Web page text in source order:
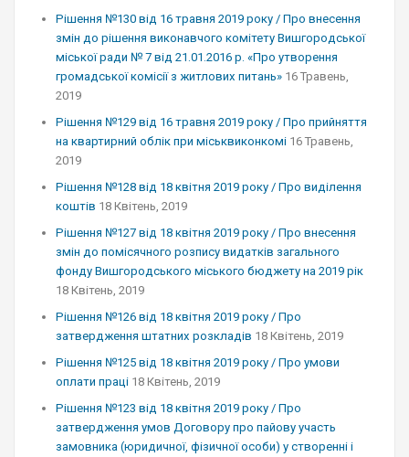
Рішення №130 від 16 травня 2019 року / Про внесення
змін до рішення виконавчого комітету Вишгородської
міської ради № 7 від 21.01.2016 р. «Про утворення
громадської комісії з житлових питань» 16 Травень,
2019
Рішення №129 від 16 травня 2019 року / Про прийняття
на квартирний облік при міськвиконкомі 16 Травень,
2019
Рішення №128 від 18 квітня 2019 року / Про виділення
коштів 18 Квітень, 2019
Рішення №127 від 18 квітня 2019 року / Про внесення
змін до помісячного розпису видатків загального
фонду Вишгородського міського бюджету на 2019 рік
18 Квітень, 2019
Рішення №126 від 18 квітня 2019 року / Про
затвердження штатних розкладів 18 Квітень, 2019
Рішення №125 від 18 квітня 2019 року / Про умови
оплати праці 18 Квітень, 2019
Рішення №123 від 18 квітня 2019 року / Про
затвердження умов Договору про пайову участь
замовника (юридичної, фізичної особи) у створенні і